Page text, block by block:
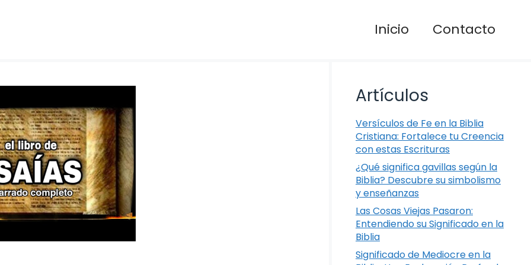
Inicio Contacto
Artículos
Versículos de Fe en la Biblia
Cristiana: Fortalece tu Creencia
con estas Escrituras
¿Qué significa gavillas según la
Biblia? Descubre su simbolismo
y enseñanzas
Las Cosas Viejas Pasaron:
Entendiendo su Significado en la
Biblia
Significado de Mediocre en la